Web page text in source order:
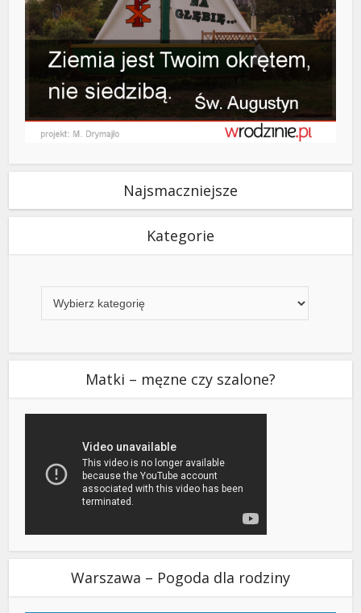
Najsmaczniejsze
Kategorie
Matki – męzne czy szalone?
Warszawa – Pogoda dla rodziny